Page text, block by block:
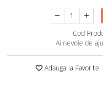
Microfoane podcast, USB,
Microfoane pt Camere Video
Microfoane pt instalatii si
conferinta
Microfoane Ribbon
Cod
Ai nevoie de
Adauga la Favorite